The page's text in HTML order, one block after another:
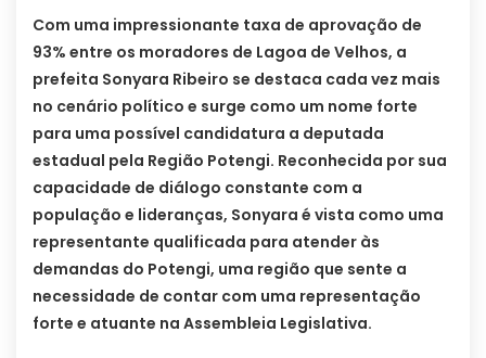
Com uma impressionante taxa de aprovação de
93% entre os moradores de Lagoa de Velhos, a
prefeita Sonyara Ribeiro se destaca cada vez mais
no cenário político e surge como um nome forte
para uma possível candidatura a deputada
estadual pela Região Potengi. Reconhecida por sua
capacidade de diálogo constante com a
população e lideranças, Sonyara é vista como uma
representante qualificada para atender às
demandas do Potengi, uma região que sente a
necessidade de contar com uma representação
forte e atuante na Assembleia Legislativa.